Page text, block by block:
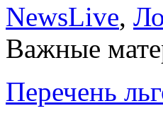
NewsLive,
Важные
Перечень